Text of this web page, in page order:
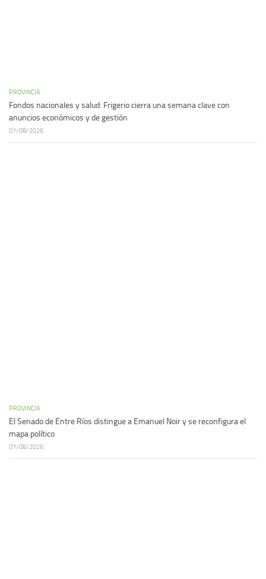
PROVINCIA
Fondos nacionales y salud: Frigerio cierra una semana clave con
anuncios económicos y de gestión
07/08/2026
PROVINCIA
El Senado de Entre Ríos distingue a Emanuel Noir y se reconfigura el
mapa político
07/08/2026